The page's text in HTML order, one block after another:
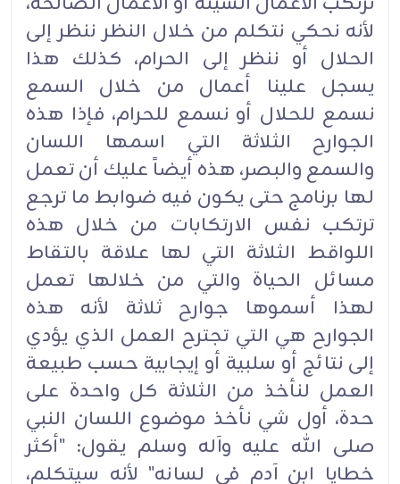
لأنه نحكي نتكلم من خلال النظر ننظر إلى
الحلال أو ننظر إلى الحرام، كذلك هذا
يسجل علينا أعمال من خلال السمع
نسمع للحلال أو نسمع للحرام، فإذا هذه
الجوارح الثلاثة التي اسمها اللسان
والسمع والبصر، هذه أيضاً عليك أن تعمل
لها برنامج حتى يكون فيه ضوابط ما ترجع
ترتكب نفس الارتكابات من خلال هذه
اللواقط الثلاثة التي لها علاقة بالتقاط
مسائل الحياة والتي من خلالها تعمل
لهذا أسموها جوارح ثلاثة لأنه هذه
الجوارح هي التي تجترح العمل الذي يؤدي
إلى نتائج أو سلبية أو إيجابية حسب طبيعة
العمل لنأخذ من الثلاثة كل واحدة على
حدة، أول شي نأخذ موضوع اللسان النبي
صلى الله عليه وآله وسلم يقول: "أكثر
خطايا ابن آدم في لسانه" لأنه سيتكلم،